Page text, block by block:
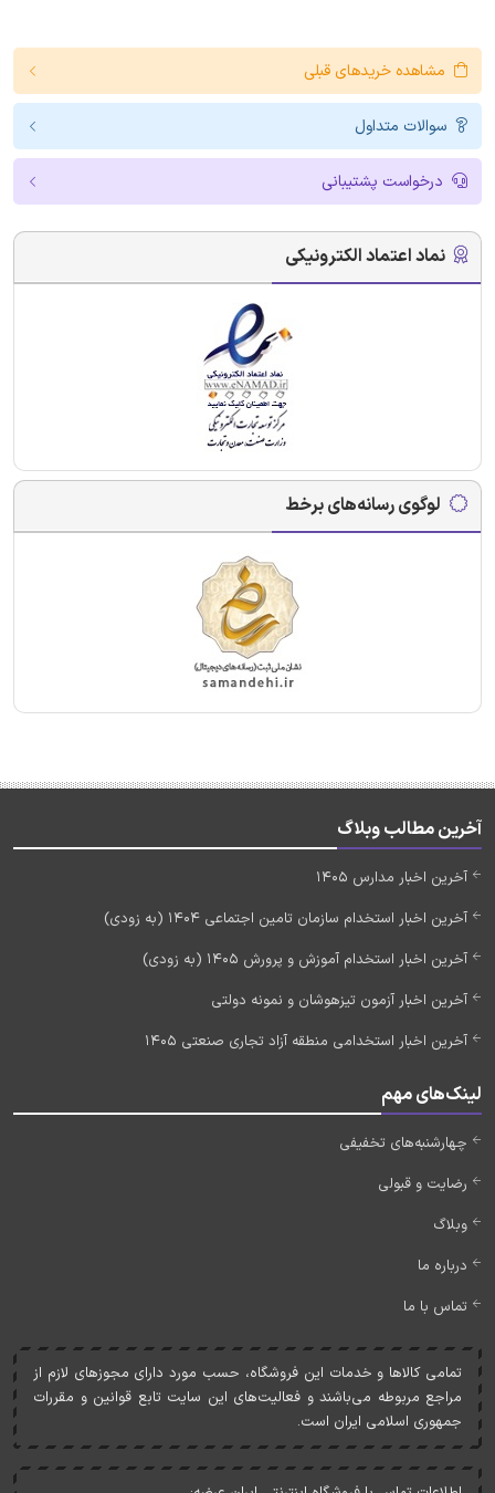
مشاهده خریدهای قبلی
سوالات متداول
درخواست پشتیبانی
نماد اعتماد الکترونیکی
لوگوی رسانه‌های برخط
آخرین مطالب وبلاگ
آخرین اخبار مدارس 1405
آخرین اخبار استخدام سازمان تامین اجتماعی 1404 (به زودی)
آخرین اخبار استخدام آموزش و پرورش 1405 (به زودی)
آخرین اخبار آزمون تیزهوشان و نمونه دولتی
آخرین اخبار استخدامی منطقه آزاد تجاری صنعتی 1405
لینک‌های مهم
چهارشنبه‌های تخفیفی
رضایت و قبولی
وبلاگ
درباره ما
تماس با ما
تمامی کالاها و خدمات اين فروشگاه، حسب مورد دارای مجوزهای لازم از
مراجع مربوطه می‌باشند و فعاليت‌های اين سايت تابع قوانين و مقررات
جمهوری اسلامی ايران است.